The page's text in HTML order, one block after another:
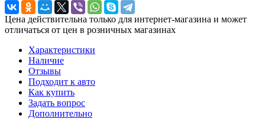
Цена действительна только для интернет-магазина и может
отличаться от цен в розничных магазинах
Характеристики
Наличие
Отзывы
Подходит к авто
Как купить
Задать вопрос
Дополнительно